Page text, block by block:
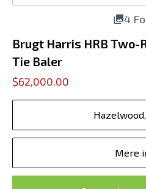
4
Brugt Harris HRB Two-
Tie Baler
$62,000.00
Mere